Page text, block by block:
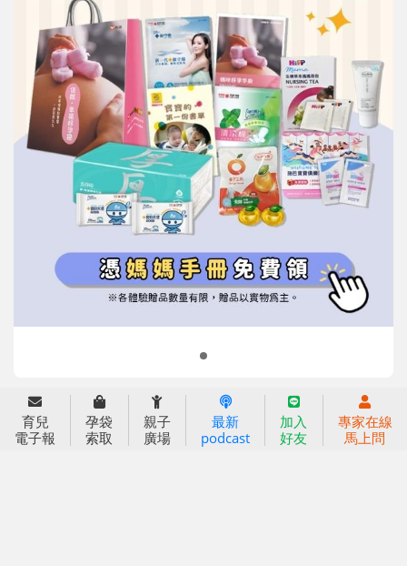
信誼基金會
2022信誼年度報告
2023信誼年度報告
2024信誼年度報告
育兒服務
好好育兒
好孕袋
附設幼兒園
小袋鼠幼師網
育兒
電子報
孕袋
索取
親子
廣場
最新
podcast
加入
好友
專家在線
馬上問